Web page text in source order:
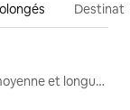
Locations moyenne et longue durée